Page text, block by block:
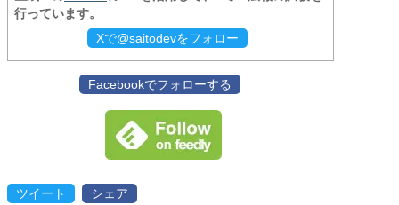
行っています。
Xで@saitodevをフォロー
Facebookでフォローする
ツイート シェア